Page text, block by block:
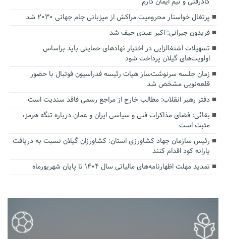
پرتغال خواستار محرومیت مراکش از میزبانی جام جهانی ۲۰۳۰ شد
فریدون جیرانی: اکبر عبدی حیف شد
تسهیلات اشتغالزایی در اختیار نهادهای حمایتی باید براساس
اولویت‌های گیلان پرداخت شود
زمان جلسه سرنوشت‌ساز هیات رئیسه فدراسیون فوتبال با حضور
قلعه‌نویی مشخص شد
دفتر رهبر انقلاب: مطالب خارج از مراجع رسمی فاقد سندیت است
بقائی: فضای مذاکرات فنی و سیاسی ایران و عمان درباره تنگه هرمز،
مثبت است
رئیس سازمان جهاد کشاورزی استان: کشاورزان گیلان نسبت به دریافت
یارانه کود اقدام کنند
تمدید مهلت اظهارنامه‌های مالیاتی سال ۱۴۰۴ تا پایان شهریورماه